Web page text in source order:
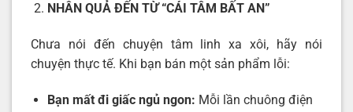
NHÂN QUẢ ĐẾN TỪ “CÁI TÂM BẤT AN”
Chưa nói đến chuyện tâm linh xa xôi, hãy nói
chuyện thực tế. Khi bạn bán một sản phẩm lỗi:
Bạn mất đi giấc ngủ ngon: Mỗi lần chuông điện